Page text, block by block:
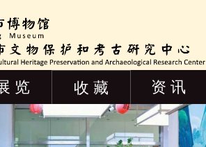
览 收 藏 资 讯